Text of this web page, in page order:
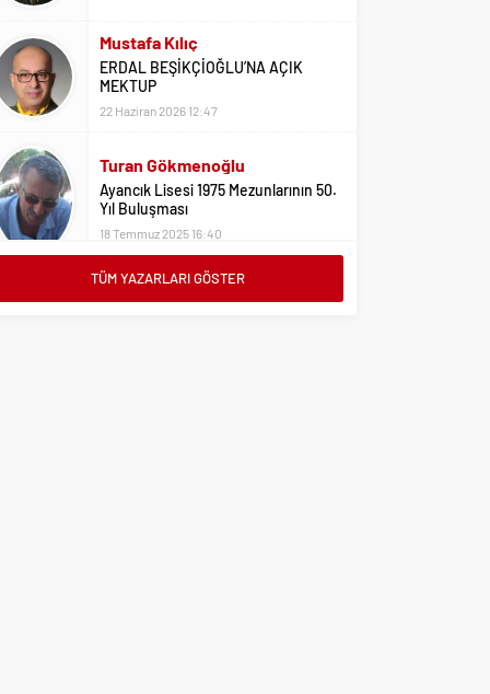
Turan Gökmenoğlu
Ayancık Lisesi 1975 Mezunlarının 50.
Yıl Buluşması
Adil Yıldız
Bu Sene Fenerbahçe Ülke Puanlarını
TÜM YAZARLARI GÖSTER